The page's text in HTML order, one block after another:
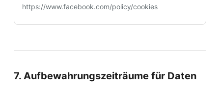
https://www.facebook.com/policy/cookies
7. Aufbewahrungszeiträume für Daten